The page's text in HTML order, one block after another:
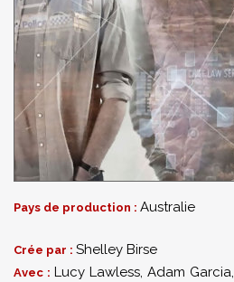
Pays de production : Australie
Crée par : Shelley Birse
Avec : Lucy Lawless, Adam Garcia,